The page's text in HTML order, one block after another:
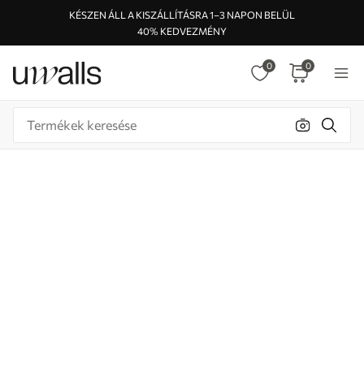
KÉSZEN ÁLL A KISZÁLLÍTÁSRA 1–3 NAPON BELÜL
40% KEDVEZMÉNY
0 0